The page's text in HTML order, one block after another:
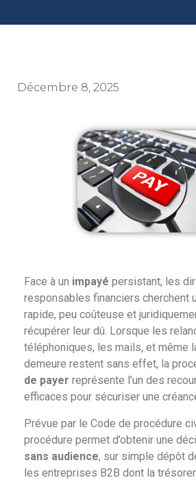
Décembre 8, 2025
Face à un impayé persistant, les
responsables financiers cherchent
rapide, peu coûteuse et
récupérer leur dû. Lorsque les
téléphoniques, les mails, et même
demeure restent sans effet, la
de payer représente l’un des
efficaces pour sécuriser une
Prévue par le Code de procédure
procédure permet d’obtenir une
sans audience, sur simple dépôt
les entreprises B2B dont la